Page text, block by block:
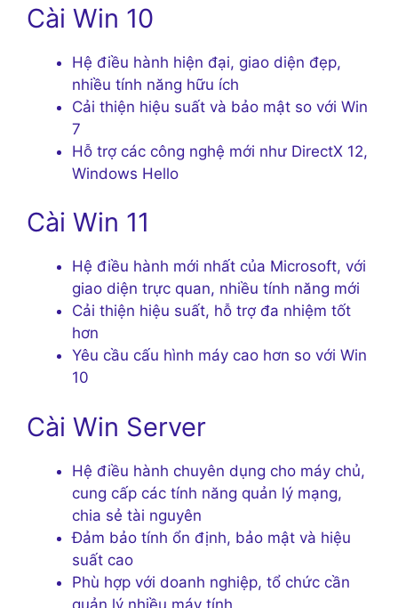
Cài Win 10
Hệ điều hành hiện đại, giao diện đẹp,
nhiều tính năng hữu ích
Cải thiện hiệu suất và bảo mật so với Win
7
Hỗ trợ các công nghệ mới như DirectX 12,
Windows Hello
Cài Win 11
Hệ điều hành mới nhất của Microsoft, với
giao diện trực quan, nhiều tính năng mới
Cải thiện hiệu suất, hỗ trợ đa nhiệm tốt
hơn
Yêu cầu cấu hình máy cao hơn so với Win
10
Cài Win Server
Hệ điều hành chuyên dụng cho máy chủ,
cung cấp các tính năng quản lý mạng,
chia sẻ tài nguyên
Đảm bảo tính ổn định, bảo mật và hiệu
suất cao
Phù hợp với doanh nghiệp, tổ chức cần
quản lý nhiều máy tính